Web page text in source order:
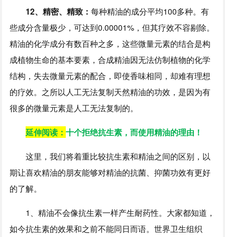
12、精密、精致：每种精油的成分平均100多种。有
些成分含量极少，可达到0.00001%，但其疗效不容剔除。
精油的化学成分有数百种之多，这些微量元素的结合是构
成植物生命的基本要素，合成精油因无法仿制植物的化学
结构，失去微量元素的配合，即使香味相同，却难有理想
的疗效。之所以人工无法复制天然精油的功效，是因为有
很多的微量元素是人工无法复制的。
延伸阅读：十个拒绝抗生素，而使用精油的理由！
这里，我们将着重比较抗生素和精油之间的区别，以
期让喜欢精油的朋友能够对精油的抗菌、抑菌功效有更好
的了解。
1、精油不会像抗生素一样产生耐药性。大家都知道，
如今抗生素的效果和之前不能同日而语。世界卫生组织